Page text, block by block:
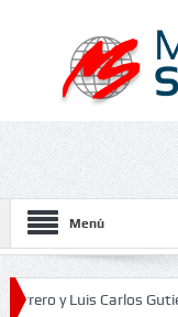
Menú
Carlos Gutiérrez